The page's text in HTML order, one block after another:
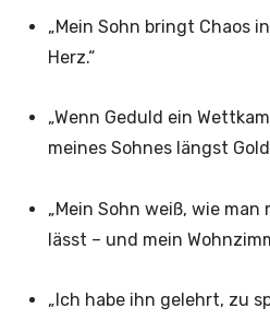
„Mein Sohn bringt Chaos
Herz.“
„Wenn Geduld ein
meines Sohnes längst
„Mein Sohn weiß, wie
lässt – und mein
„Ich habe ihn gelehrt, zu